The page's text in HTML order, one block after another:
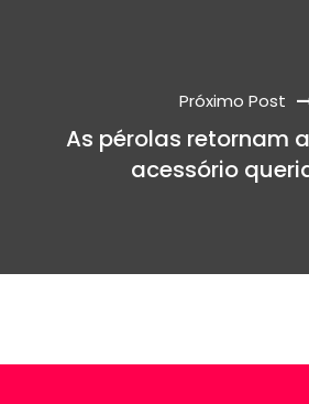
Próximo Post
As pérolas retornam
acessório